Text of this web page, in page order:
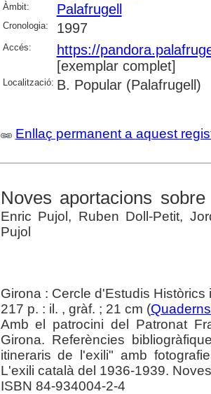
Àmbit: Palafrugell
Cronologia: 1997
Accés:
https://
[exemplar complet]
Localització: B. Popular (Palafrugell)
Enllaç permanent a aquest
Noves aportacions
Enric Pujol, Ruben Doll-Petit,
Pujol
Girona : Cercle d'Estudis
217 p. : il. , gràf. ; 21 cm (
Amb el patrocini del Patronat
Girona. Referències
itineraris de l'exili" amb
L'exili català del 1936-1939.
ISBN 84-934004-2-4